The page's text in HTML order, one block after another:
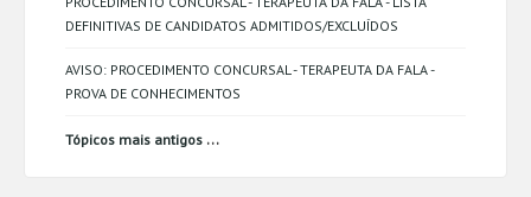
DEFINITIVAS DE CANDIDATOS ADMITIDOS/EXCLUÍDOS
AVISO: PROCEDIMENTO CONCURSAL - TERAPEUTA DA FALA -
PROVA DE CONHECIMENTOS
Tópicos mais antigos ...